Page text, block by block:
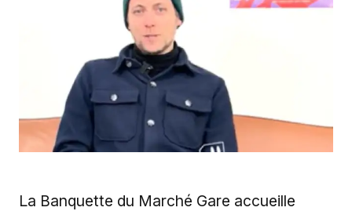
La Banquette du Marché Gare accueille